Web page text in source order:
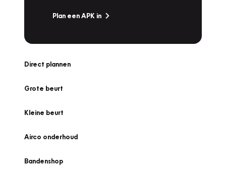
Plan een APK in
Direct plannen
Grote beurt
Kleine beurt
Airco onderhoud
Bandenshop